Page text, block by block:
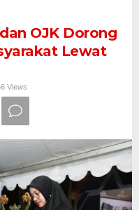
OJK Dorong
Lewat
Views